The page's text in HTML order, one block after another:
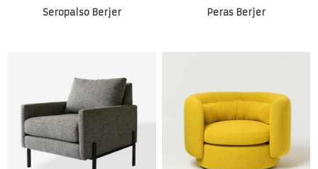
Seropalso Berjer Peras Berjer